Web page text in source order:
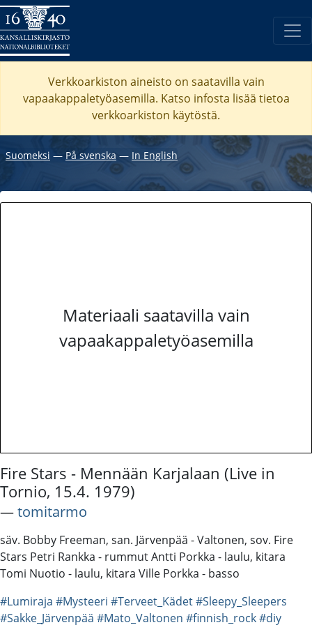
Verkkoarkiston aineisto on saatavilla vain
vapaakappaletyöasemilla. Katso infosta lisää tietoa
verkkoarkiston käytöstä.
Suomeksi ― På svenska ― In English
Materiaali saatavilla vain
vapaakappaletyöasemilla
Fire Stars - Mennään Karjalaan (Live in
Tornio, 15.4. 1979)
―tomitarmo
säv. Bobby Freeman, san. Järvenpää - Valtonen, sov. Fire
Stars Petri Rankka - rummut Antti Porkka - laulu, kitara
Tomi Nuotio - laulu, kitara Ville Porkka - basso
#Lumiraja #Mysteeri #Terveet_Kädet#Sleepy_Sleepers
#Sakke_Järvenpää #Mato_Valtonen #finnish_rock#diy